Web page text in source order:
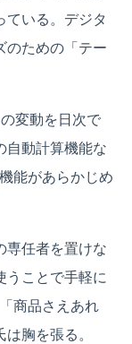
ている。デジタ
のための「テー
変動を日次で
自動計算機能な
能があらかじめ
専任者を置けな
うことで手軽に
商品さえあれ
胸を張る。